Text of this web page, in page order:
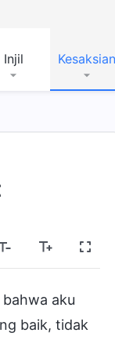
Injil Kesaksian
aku
baik, tidak